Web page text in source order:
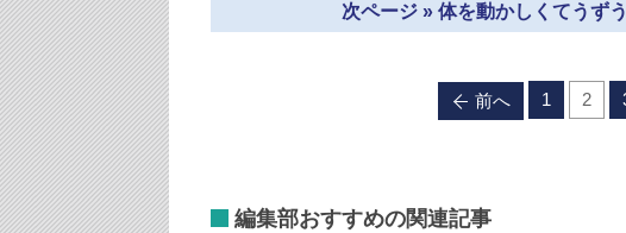
次ページ » 体を動かしくてうず
前へ 1 2
編集部おすすめの関連記事